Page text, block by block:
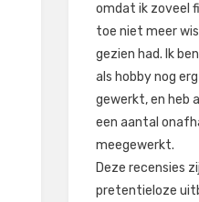
omdat ik zoveel
toe niet meer
gezien had. Ik
als hobby nog
gewerkt, en heb
een aantal
meegewerkt.
Deze recensies
pretentieloze